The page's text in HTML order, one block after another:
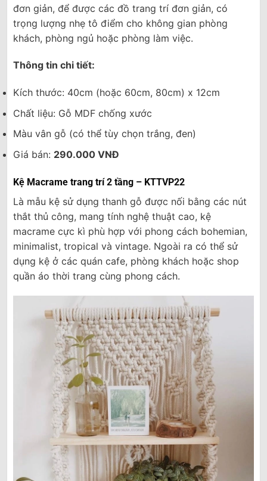
đơn giản, để được các đồ trang trí đơn giản, có
trọng lượng nhẹ tô điểm cho không gian phòng
khách, phòng ngủ hoặc phòng làm việc.
Thông tin chi tiết:
Kích thước: 40cm (hoặc 60cm, 80cm) x 12cm
Chất liệu: Gỗ MDF chống xước
Màu vân gỗ (có thể tùy chọn trắng, đen)
Giá bán: 290.000 VNĐ
Kệ Macrame trang trí 2 tầng – KTTVP22
Là mẫu kệ sử dụng thanh gỗ được nối bằng các nút
thắt thủ công, mang tính nghệ thuật cao, kệ
macrame cực kì phù hợp với phong cách bohemian,
minimalist, tropical và vintage. Ngoài ra có thể sử
dụng kệ ở các quán cafe, phòng khách hoặc shop
quần áo thời trang cùng phong cách.